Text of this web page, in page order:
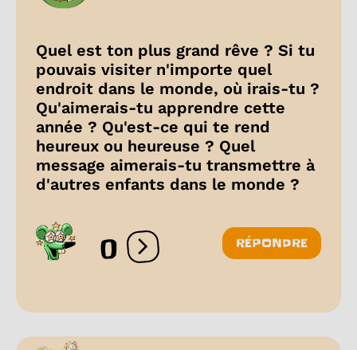
Quel est ton plus grand rêve ? Si tu
pouvais visiter n'importe quel
endroit dans le monde, où irais-tu ?
Qu'aimerais-tu apprendre cette
année ? Qu'est-ce qui te rend
heureux ou heureuse ? Quel
message aimerais-tu transmettre à
d'autres enfants dans le monde ?
0 Ouvrir les réactions
RÉPONDRE